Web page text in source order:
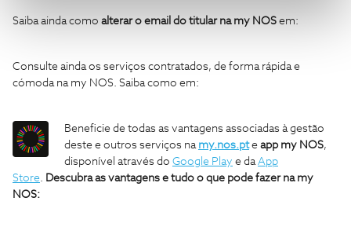
Saiba ainda como alterar o email do titular na my NOS em:
Consulte ainda os serviços contratados, de forma rápida e
cómoda na my NOS. Saiba como em:
Beneficie de todas as vantagens associadas à gestão
deste e outros serviços na my.nos.pte app my NOS,
disponível através do Google Play e daApp
Store. Descubra as vantagens e tudo o que pode fazer na my
NOS: